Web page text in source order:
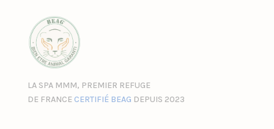
LA SPA MMM, PREMIER REFUGE
DE FRANCECERTIFIÉ BEAG DEPUIS 2023